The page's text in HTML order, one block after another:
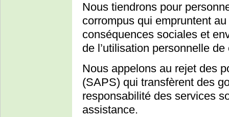
Nous tiendrons pour
corrompus qui empruntent
conséquences sociales et
de l’utilisation personnelle
Nous appelons au rejet des
(SAPS) qui transfèrent des
responsabilité des services
assistance.